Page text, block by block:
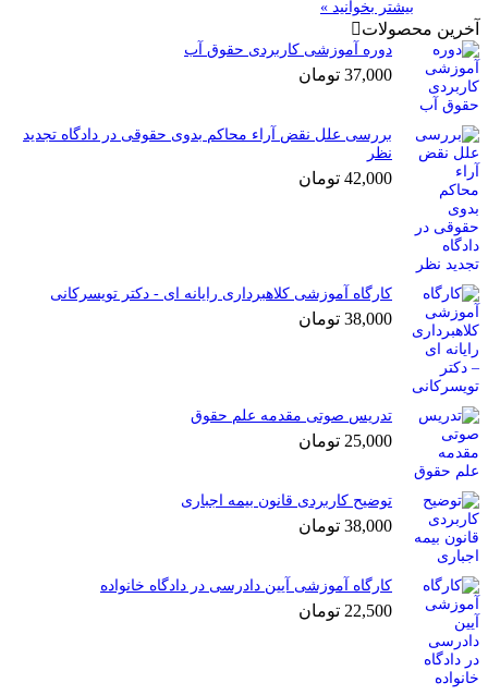
بیشتر بخوانید »
آخرین محصولات
دوره آموزشی کاربردی حقوق آب
37,000 تومان
بررسی علل نقض آراء محاکم بدوی حقوقی در دادگاه تجدید
نظر
42,000 تومان
کارگاه آموزشی کلاهبرداری رایانه ای - دکتر تویسرکانی
38,000 تومان
تدریس صوتی مقدمه علم حقوق
25,000 تومان
توضیح کاربردی قانون بیمه اجباری
38,000 تومان
کارگاه آموزشی آیین دادرسی در دادگاه خانواده
22,500 تومان